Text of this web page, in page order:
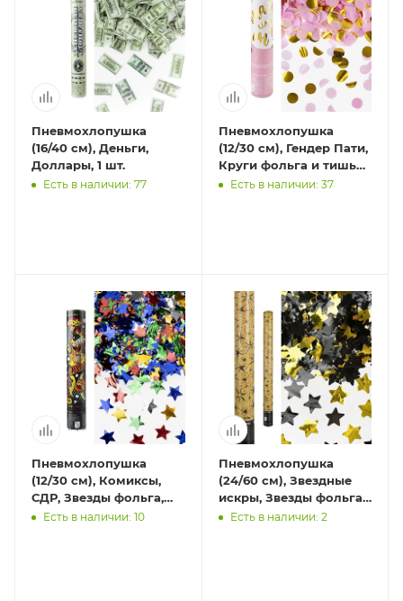
Пневмохлопушка
(16/40 см), Деньги,
Доллары, 1 шт.
Есть в наличии: 77
Пневмохлопушка
(12/30 см), Гендер Пати,
Круги фольга и тишью,
Розовый/Золото, 1 шт.
Есть в наличии: 37
Пневмохлопушка
(12/30 см), Комиксы,
СДР, Звезды фольга,
Ассорти, Металлик, 1
Есть в наличии: 10
Пневмохлопушка
(24/60 см), Звездные
искры, Звезды фольга,
Золото/Черный,
Есть в наличии: 2